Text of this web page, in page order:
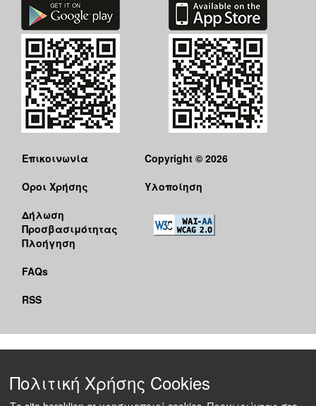
Επικοινωνία
Όροι Χρήσης
Δήλωση
Προσβασιμότητας
Πλοήγηση
FAQs
RSS
Copyright © 2026
Υλοποίηση
Πολιτική Χρήσης Cookies